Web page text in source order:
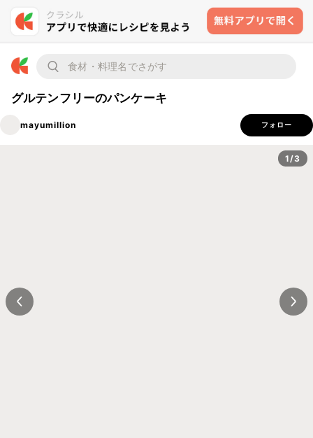
グルテンフリーのパンケーキ
mayumillion フォロー
1/3